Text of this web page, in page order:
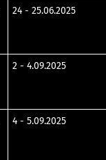
24 - 25.06.2025
2 - 4.09.2025
4 - 5.09.2025